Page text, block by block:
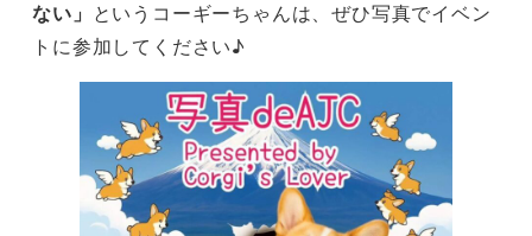
ない」 というコーギーちゃんは、ぜひ写真でイベン
トに参加してください♪